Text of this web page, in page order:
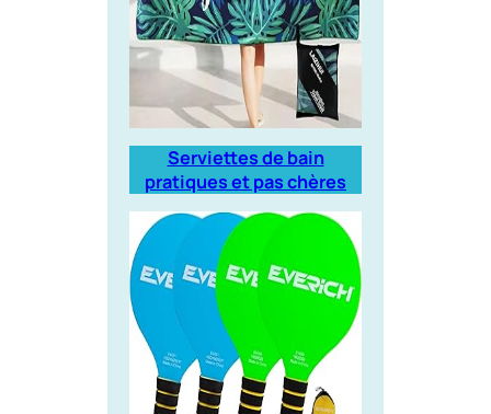
Serviettes de bain
pratiques et pas chères